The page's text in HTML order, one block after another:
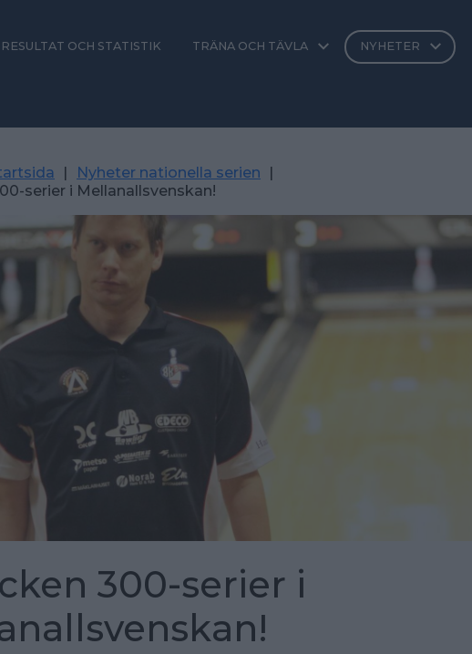
RESULTAT OCH STATISTIK TRÄNA OCH TÄVLA NYHETER
| Nyheter nationella serien
|
serier i Mellanallsvenskan!
300-serier i